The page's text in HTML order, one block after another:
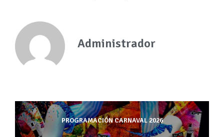
Administrador
PROGRAMACIÓN CARNAVAL 2026